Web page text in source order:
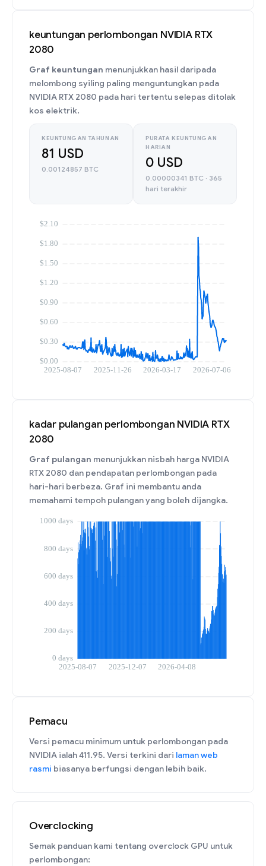
keuntungan perlombongan NVIDIA RTX
2080
Graf keuntungan menunjukkan hasil daripada
melombong syiling paling menguntungkan pada
NVIDIA RTX 2080 pada hari tertentu selepas ditolak
kos elektrik.
KEUNTUNGAN TAHUNAN
81 USD
0.00124857 BTC
PURATA KEUNTUNGAN
HARIAN
0 USD
0.00000341 BTC · 365
hari terakhir
kadar pulangan perlombongan NVIDIA RTX
2080
Graf pulangan menunjukkan nisbah harga NVIDIA
RTX 2080 dan pendapatan perlombongan pada
hari-hari berbeza. Graf ini membantu anda
memahami tempoh pulangan yang boleh dijangka.
Pemacu
Versi pemacu minimum untuk perlombongan pada
NVIDIA ialah 411.95. Versi terkini dari laman web
rasmi biasanya berfungsi dengan lebih baik.
Overclocking
Semak panduan kami tentang overclock GPU untuk
perlombongan: